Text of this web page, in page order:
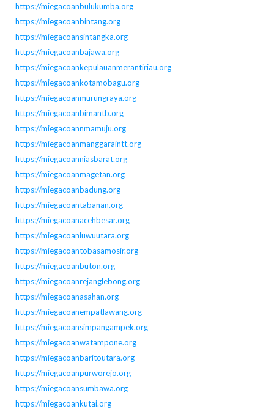
https://miegacoanbulukumba.org
https://miegacoanbintang.org
https://miegacoansintangka.org
https://miegacoanbajawa.org
https://miegacoankepulauanmerantiriau.org
https://miegacoankotamobagu.org
https://miegacoanmurungraya.org
https://miegacoanbimantb.org
https://miegacoannmamuju.org
https://miegacoanmanggaraintt.org
https://miegacoanniasbarat.org
https://miegacoanmagetan.org
https://miegacoanbadung.org
https://miegacoantabanan.org
https://miegacoanacehbesar.org
https://miegacoanluwuutara.org
https://miegacoantobasamosir.org
https://miegacoanbuton.org
https://miegacoanrejanglebong.org
https://miegacoanasahan.org
https://miegacoanempatlawang.org
https://miegacoansimpangampek.org
https://miegacoanwatampone.org
https://miegacoanbaritoutara.org
https://miegacoanpurworejo.org
https://miegacoansumbawa.org
https://miegacoankutai.org